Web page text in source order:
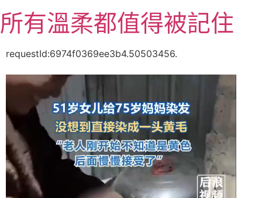
至
主
容
所有溫柔都值得被記住
requestId:6974f0369ee3b4.50503456.